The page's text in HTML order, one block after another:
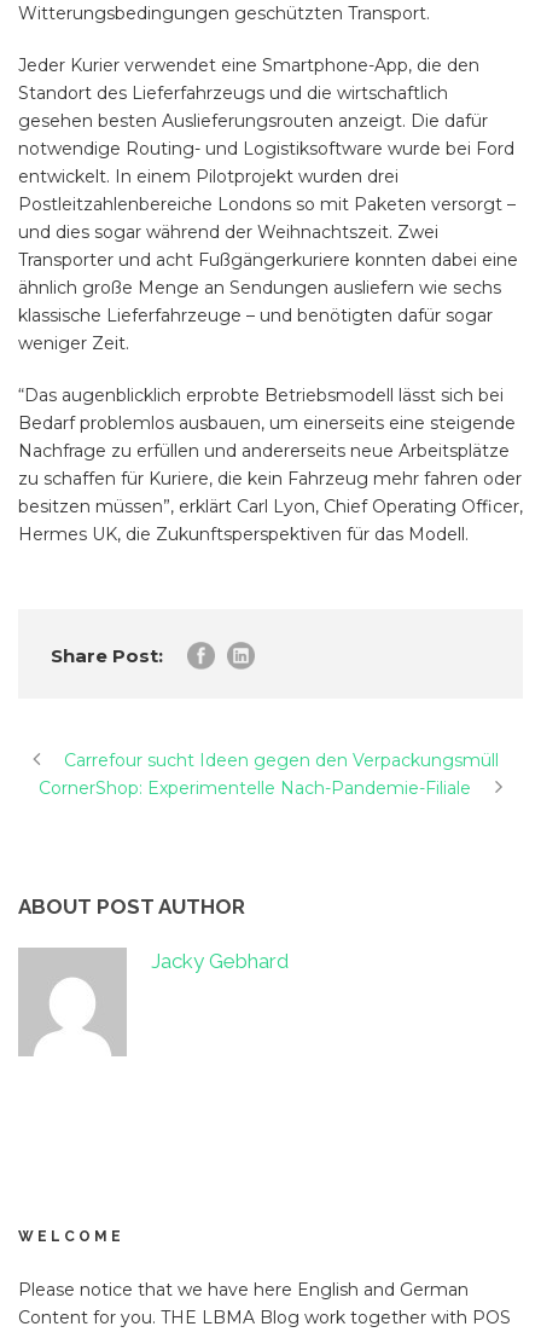
Witterungsbedingungen geschützten Transport.
Jeder Kurier verwendet eine Smartphone-App, die den
Standort des Lieferfahrzeugs und die wirtschaftlich
gesehen besten Auslieferungsrouten anzeigt. Die dafür
notwendige Routing- und Logistiksoftware wurde bei Ford
entwickelt. In einem Pilotprojekt wurden drei
Postleitzahlenbereiche Londons so mit Paketen versorgt –
und dies sogar während der Weihnachtszeit. Zwei
Transporter und acht Fußgängerkuriere konnten dabei eine
ähnlich große Menge an Sendungen ausliefern wie sechs
klassische Lieferfahrzeuge – und benötigten dafür sogar
weniger Zeit.
“Das augenblicklich erprobte Betriebsmodell lässt sich bei
Bedarf problemlos ausbauen, um einerseits eine steigende
Nachfrage zu erfüllen und andererseits neue Arbeitsplätze
zu schaffen für Kuriere, die kein Fahrzeug mehr fahren oder
besitzen müssen”, erklärt Carl Lyon, Chief Operating Officer,
Hermes UK, die Zukunftsperspektiven für das Modell.
Share Post:
Carrefour sucht Ideen gegen den Verpackungsmüll
CornerShop: Experimentelle Nach-Pandemie-Filiale
ABOUT POST AUTHOR
Jacky Gebhard
WELCOME
Please notice that we have here English and German
Content for you. THE LBMA Blog work together with POS